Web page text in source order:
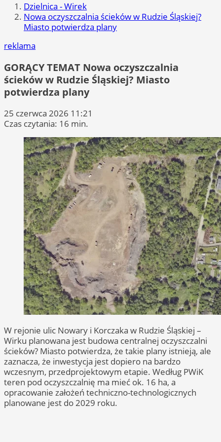
Dzielnica - Wirek
Nowa oczyszczalnia ścieków w Rudzie Śląskiej?
Miasto potwierdza plany
reklama
GORĄCY TEMAT Nowa oczyszczalnia
ścieków w Rudzie Śląskiej? Miasto
potwierdza plany
25 czerwca 2026 11:21
Czas czytania: 16 min.
W rejonie ulic Nowary i Korczaka w Rudzie Śląskiej –
Wirku planowana jest budowa centralnej oczyszczalni
ścieków? Miasto potwierdza, że takie plany istnieją, ale
zaznacza, że inwestycja jest dopiero na bardzo
wczesnym, przedprojektowym etapie. Według PWiK
teren pod oczyszczalnię ma mieć ok. 16 ha, a
opracowanie założeń techniczno-technologicznych
planowane jest do 2029 roku.